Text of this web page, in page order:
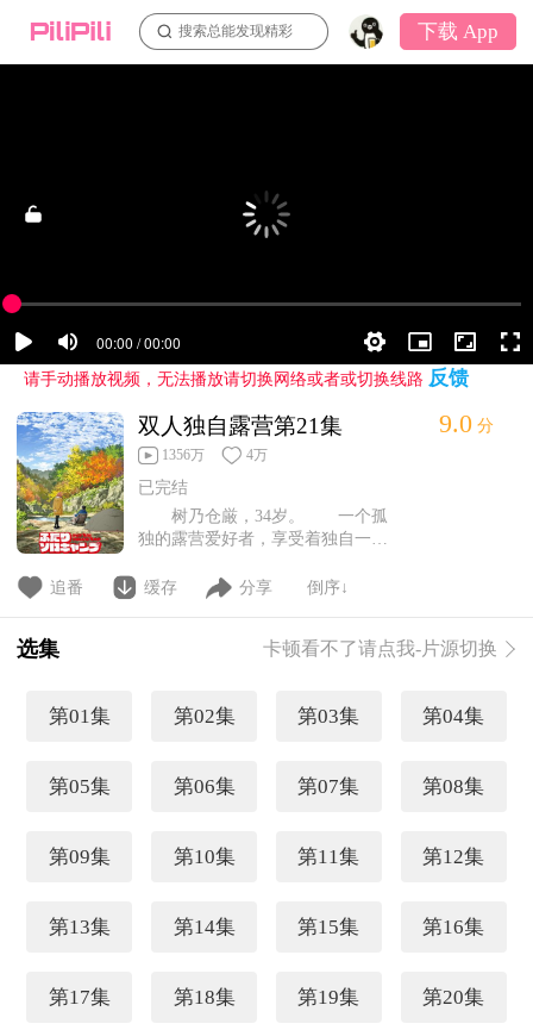
搜索总能发现精彩 下载 App
请手动播放视频，无法播放请切换网络或者或切换线路 反馈
双人独自露营第21集
1356万 4万
已完结
树乃仓厳，34岁。 一个孤
独的露营爱好者，享受着独自一人
后准备返回时，厳遇到了一个超新
一起开始了“二人独自露营”！
9.0 分
追番 缓存 分享 倒序↓
选集 卡顿看不了请点我-片源切换
第01集 第02集 第03集 第04集
第05集 第06集 第07集 第08集
第09集 第10集 第11集 第12集
第13集 第14集 第15集 第16集
第17集 第18集 第19集 第20集